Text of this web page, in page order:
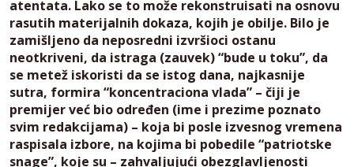
atentata. Lako se to može rekonstruisati na osnovu
rasutih materijalnih dokaza, kojih je obilje. Bilo je
zamišljeno da neposredni izvršioci ostanu
neotkriveni, da istraga (zauvek) “bude u toku”, da
se metež iskoristi da se istog dana, najkasnije
sutra, formira “koncentraciona vlada” – čiji je
premijer već bio određen (ime i prezime poznato
svim redakcijama) – koja bi posle izvesnog vremena
raspisala izbore, na kojima bi pobedile “patriotske
snage”, koje su – zahvaljujući obezglavljenosti